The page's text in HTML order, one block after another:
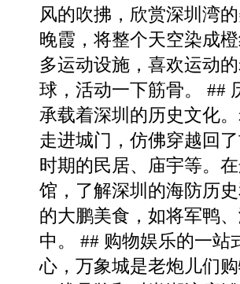
风的吹拂，欣赏深圳湾
晚霞，将整个天空染成
多运动设施，喜欢运动
球，活动一下筋骨。 ##
承载着深圳的历史文化
走进城门，仿佛穿越回
时期的民居、庙宇等。
馆，了解深圳的海防历
的大鹏美食，如将军鸭
中。 ## 购物娱乐的一
心，万象城是老炮儿们